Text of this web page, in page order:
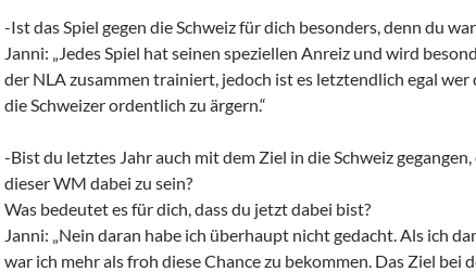
-Ist das Spiel gegen die Schweiz für dich besonders, denn du
Janni: „Jedes Spiel hat seinen speziellen Anreiz und wird
der NLA zusammen trainiert, jedoch ist es letztendlich egal
die Schweizer ordentlich zu ärgern.“
-Bist du letztes Jahr auch mit dem Ziel in die Schweiz
dieser WM dabei zu sein?
Was bedeutet es für dich, dass du jetzt dabei bist?
Janni: „Nein daran habe ich überhaupt nicht gedacht. Als ich
war ich mehr als froh diese Chance zu bekommen. Das Ziel